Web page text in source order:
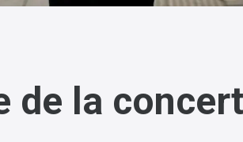
de la